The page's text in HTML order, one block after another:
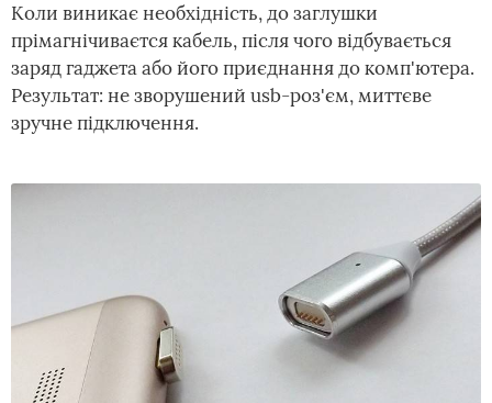
Коли виникає необхідність, до заглушки
прімагнічиваєтся кабель, після чого відбувається
заряд гаджета або його приєднання до комп'ютера.
Результат: не зворушений usb-роз'єм, миттєве
зручне підключення.